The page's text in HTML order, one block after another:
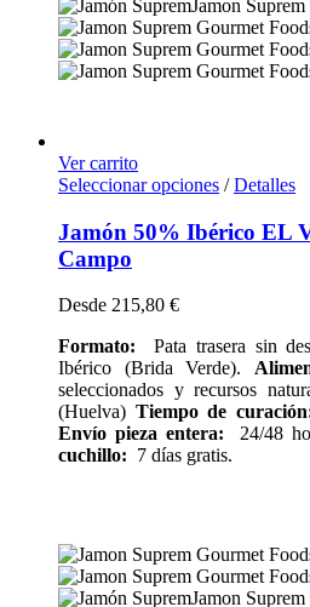
Ver carrito
Seleccionar opciones / Detalles
Jamón 50% Ibérico EL
Campo
Desde 215,80 €
Formato: Pata trasera sin
Ibérico (Brida Verde).
seleccionados y recursos
(Huelva) Tiempo de
Envío pieza entera: 24/48
cuchillo: 7 días gratis.